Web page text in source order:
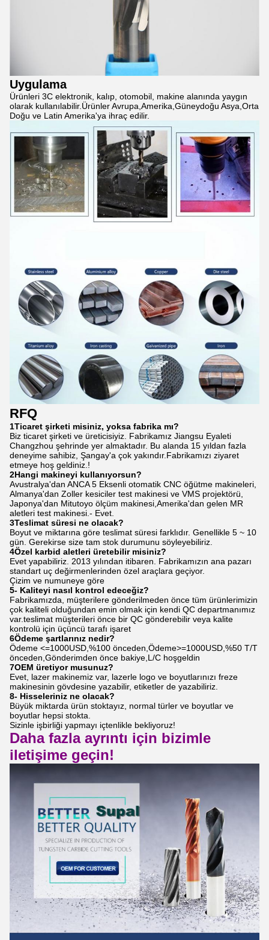
Uygulama
Ürünleri 3C elektronik, kalıp, otomobil, makine alanında yaygın
olarak kullanılabilir.Ürünler Avrupa,Amerika,Güneydoğu Asya,Orta
Doğu ve Latin Amerika'ya ihraç edilir.
RFQ
1Ticaret şirketi misiniz, yoksa fabrika mı?
Biz ticaret şirketi ve üreticisiyiz. Fabrikamız Jiangsu Eyaleti
Changzhou şehrinde yer almaktadır. Bu alanda 15 yıldan fazla
deneyime sahibiz, Şangay'a çok yakındır.Fabrikamızı ziyaret
etmeye hoş geldiniz.!
2Hangi makineyi kullanıyorsun?
Avustralya'dan ANCA 5 Eksenli otomatik CNC öğütme makineleri,
Almanya'dan Zoller kesiciler test makinesi ve VMS projektörü,
Japonya'dan Mitutoyo ölçüm makinesi,Amerika'dan gelen MR
aletleri test makinesi.- Evet.
3Teslimat süresi ne olacak?
Boyut ve miktarına göre teslimat süresi farklıdır. Genellikle 5 ~ 10
gün. Gerekirse size tam stok durumunu söyleyebiliriz.
4Özel karbid aletleri üretebilir misiniz?
Evet yapabiliriz. 2013 yılından itibaren. Fabrikamızın ana pazarı
standart uç değirmenlerinden özel araçlara geçiyor.
Çizim ve numuneye göre
5- Kaliteyi nasıl kontrol edeceğiz?
Fabrikamızda, müşterilere gönderilmeden önce tüm ürünlerimizin
çok kaliteli olduğundan emin olmak için kendi QC departmanımız
var.teslimat müşterileri önce bir QC gönderebilir veya kalite
kontrolü için üçüncü tarafı işaret
6Ödeme şartlarınız nedir?
Ödeme <=1000USD,%100 önceden,Ödeme>=1000USD,%50 T/T
önceden,Gönderimden önce bakiye,L/C hoşgeldin
7OEM üretiyor musunuz?
Evet, lazer makinemiz var, lazerle logo ve boyutlarınızı freze
makinesinin gövdesine yazabilir, etiketler de yazabiliriz.
8- Hisseleriniz ne olacak?
Büyük miktarda ürün stoktayız, normal türler ve boyutlar ve
boyutlar hepsi stokta.
Sizinle işbirliği yapmayı içtenlikle bekliyoruz!
Daha fazla ayrıntı için bizimle
iletişime geçin!